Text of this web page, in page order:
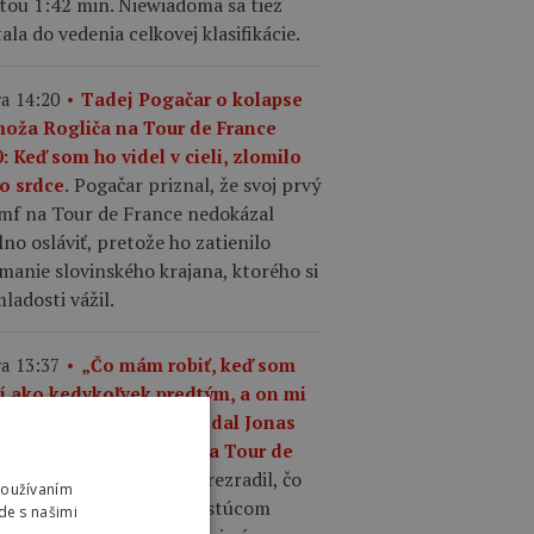
do vedenia celkovej klasifikácie.
14:20
Tadej Pogačar o kolapse
Rogliča na Tour de France
Keď som ho videl v cieli, zlomilo
srdce. Pogačar priznal, že svoj prvý
na Tour de France nedokázal
osláviť, pretože ho zatienilo
slovinského krajana, ktorého si
vážil.
13:37
„Čo mám robiť, keď som
ako kedykoľvek predtým, a on mi
tomu odíde?,“ povedal Jonas
o Pogačarovi na Tour de
Mattias Skjelmose prezradil, čo
Vingegaard o rastúcom
s našimi